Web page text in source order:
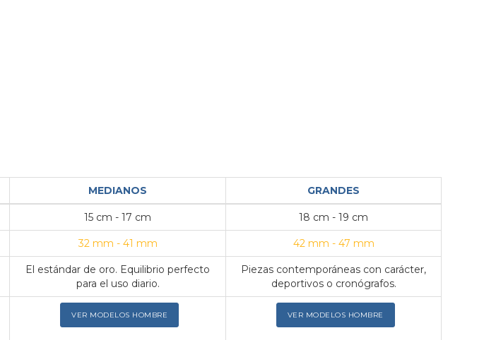
MEDIANOS GRANDES
15 cm - 17 cm 18 cm - 19 cm
32 mm - 41 mm 42 mm - 47 mm
El estándar de oro. Equilibrio perfecto
para el uso diario.
Piezas contemporáneas con carácter,
deportivos o cronógrafos.
VER MODELOS HOMBRE VER MODELOS HOMBRE